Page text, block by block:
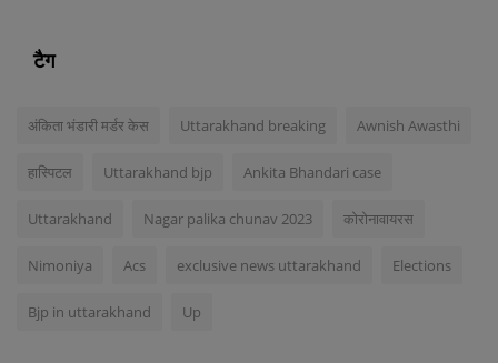
टैग
अंकिता भंडारी मर्डर केस Uttarakhand breaking Awnish Awasthi
हास्पिटल Uttarakhand bjp Ankita Bhandari case
Uttarakhand Nagar palika chunav 2023 कोरोनावायरस
Nimoniya Acs exclusive news uttarakhand Elections
Bjp in uttarakhand Up